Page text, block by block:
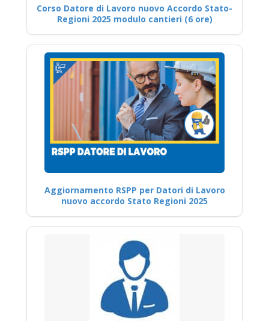
Corso Datore di Lavoro nuovo Accordo Stato-
Regioni 2025 modulo cantieri (6 ore)
Aggiornamento RSPP per Datori di Lavoro
nuovo accordo Stato Regioni 2025